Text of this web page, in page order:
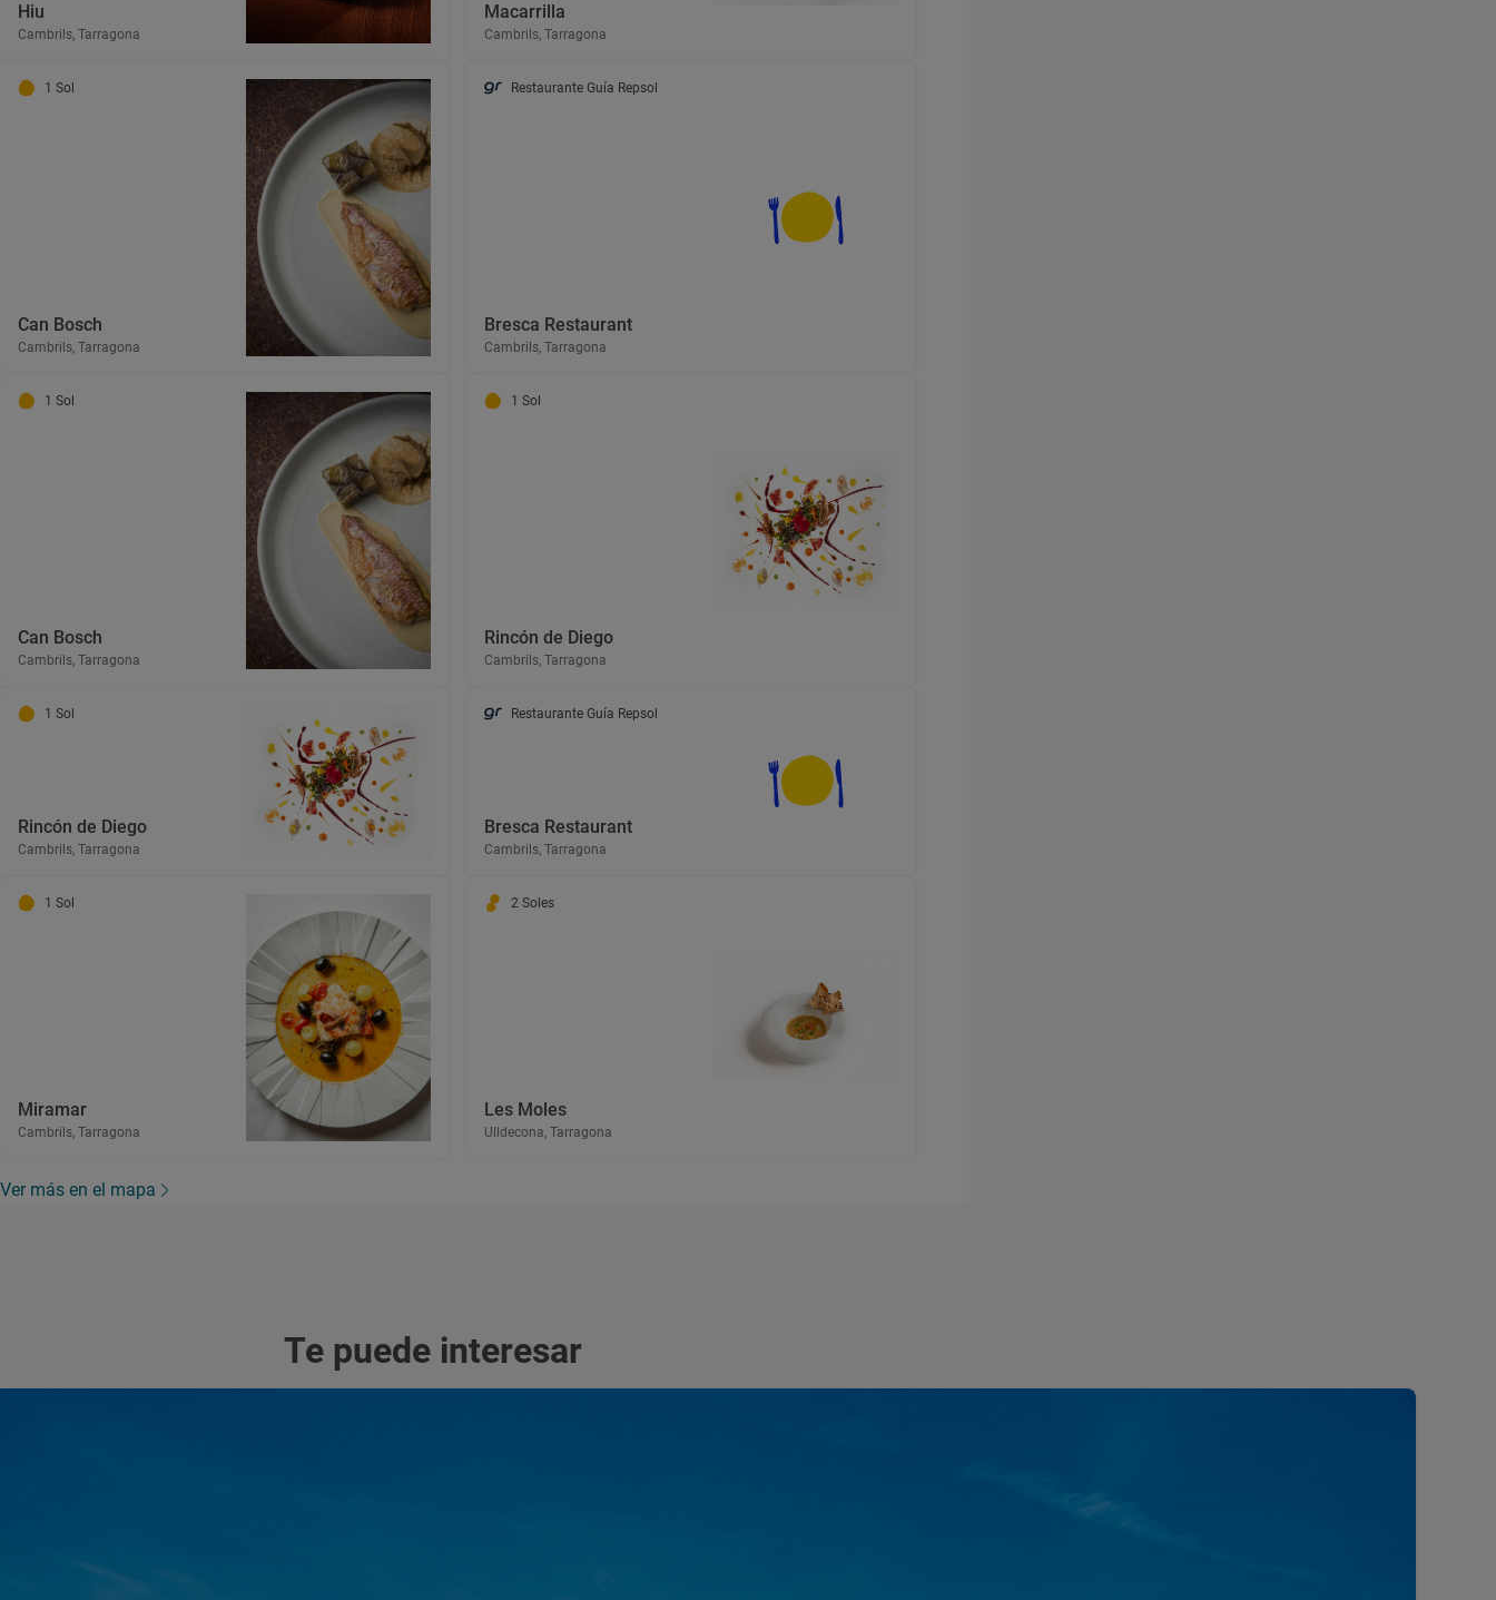
Hiu
Cambrils, Tarragona
Macarrilla
Cambrils, Tarragona
1 Sol
Can Bosch
Cambrils, Tarragona
Restaurante Guía Repsol
Bresca Restaurant
Cambrils, Tarragona
1 Sol
Can Bosch
Cambrils, Tarragona
1 Sol
Rincón de Diego
Cambrils, Tarragona
1 Sol
Rincón de Diego
Cambrils, Tarragona
Restaurante Guía Repsol
Bresca Restaurant
Cambrils, Tarragona
1 Sol
Miramar
Cambrils, Tarragona
2 Soles
Les Moles
Ulldecona, Tarragona
Ver más en el mapa
Te puede interesar